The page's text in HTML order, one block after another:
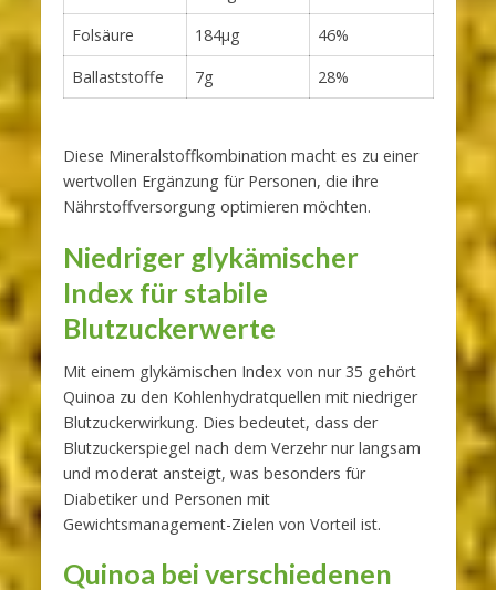
Folsäure
184μg
46%
Ballaststoffe
7g 28%
Diese Mineralstoffkombination macht es zu einer
wertvollen Ergänzung für Personen, die ihre
Nährstoffversorgung optimieren möchten.
Niedriger glykämischer
Index für stabile
Blutzuckerwerte
Mit einem glykämischen Index von nur 35 gehört
Quinoa zu den Kohlenhydratquellen mit niedriger
Blutzuckerwirkung. Dies bedeutet, dass der
Blutzuckerspiegel nach dem Verzehr nur langsam
und moderat ansteigt, was besonders für
Diabetiker und Personen mit
Gewichtsmanagement-Zielen von Vorteil ist.
Quinoa bei verschiedenen